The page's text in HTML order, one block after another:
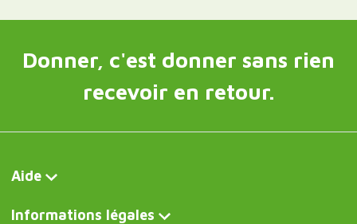
Donner, c'est donner sans rien
recevoir en retour.
Aide
Informations légales